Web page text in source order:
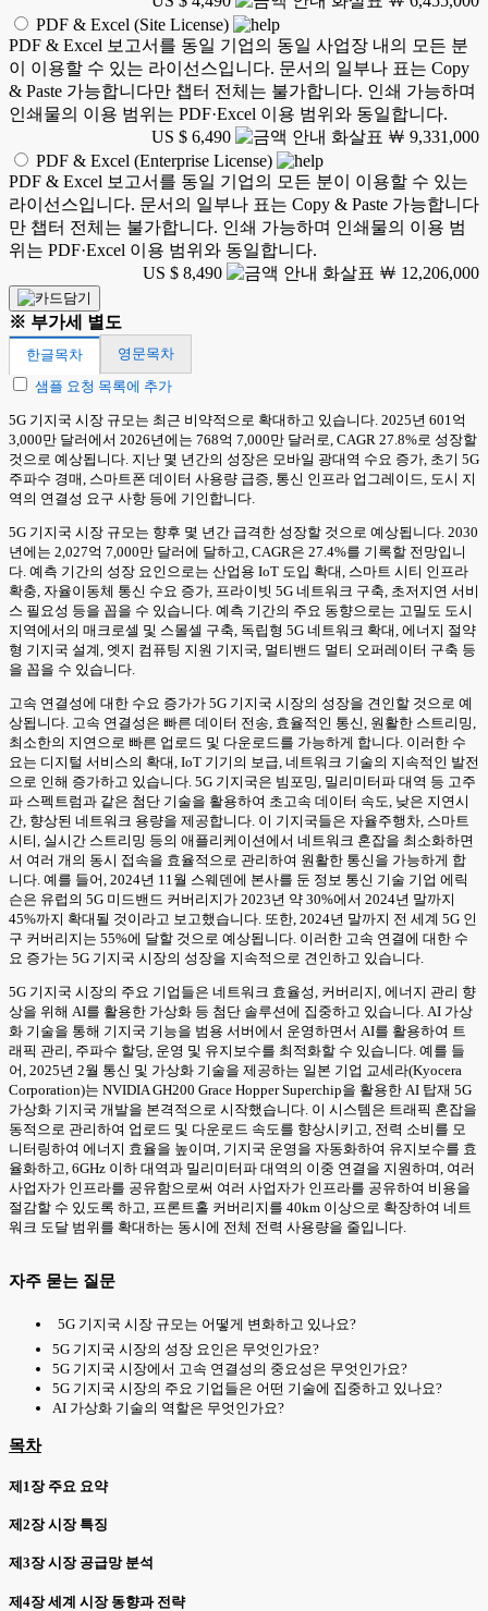
PDF & Excel (Site License)
PDF & Excel 보고서를 동일 기업의 동일 사업장 내의 모든 분
이 이용할 수 있는 라이선스입니다. 문서의 일부나 표는 Copy
& Paste 가능합니다만 챕터 전체는 불가합니다. 인쇄 가능하며
인쇄물의 이용 범위는 PDF·Excel 이용 범위와 동일합니다.
US $ 6,490
￦ 9,331,000
PDF & Excel (Enterprise License)
PDF & Excel 보고서를 동일 기업의 모든 분이 이용할 수 있는
라이선스입니다. 문서의 일부나 표는 Copy & Paste 가능합니다
만 챕터 전체는 불가합니다. 인쇄 가능하며 인쇄물의 이용 범
위는 PDF·Excel 이용 범위와 동일합니다.
US $ 8,490
￦ 12,206,000
※ 부가세 별도
한글목차
영문목차
샘플 요청 목록에 추가
5G 기지국 시장 규모는 최근 비약적으로 확대하고 있습니다. 2025년 601억
3,000만 달러에서 2026년에는 768억 7,000만 달러로, CAGR 27.8%로 성장할
것으로 예상됩니다. 지난 몇 년간의 성장은 모바일 광대역 수요 증가, 초기 5G
주파수 경매, 스마트폰 데이터 사용량 급증, 통신 인프라 업그레이드, 도시 지
역의 연결성 요구 사항 등에 기인합니다.
5G 기지국 시장 규모는 향후 몇 년간 급격한 성장할 것으로 예상됩니다. 2030
년에는 2,027억 7,000만 달러에 달하고, CAGR은 27.4%를 기록할 전망입니
다. 예측 기간의 성장 요인으로는 산업용 IoT 도입 확대, 스마트 시티 인프라
확충, 자율이동체 통신 수요 증가, 프라이빗 5G 네트워크 구축, 초저지연 서비
스 필요성 등을 꼽을 수 있습니다. 예측 기간의 주요 동향으로는 고밀도 도시
지역에서의 매크로셀 및 스몰셀 구축, 독립형 5G 네트워크 확대, 에너지 절약
형 기지국 설계, 엣지 컴퓨팅 지원 기지국, 멀티밴드 멀티 오퍼레이터 구축 등
을 꼽을 수 있습니다.
고속 연결성에 대한 수요 증가가 5G 기지국 시장의 성장을 견인할 것으로 예
상됩니다. 고속 연결성은 빠른 데이터 전송, 효율적인 통신, 원활한 스트리밍,
최소한의 지연으로 빠른 업로드 및 다운로드를 가능하게 합니다. 이러한 수
요는 디지털 서비스의 확대, IoT 기기의 보급, 네트워크 기술의 지속적인 발전
으로 인해 증가하고 있습니다. 5G 기지국은 빔포밍, 밀리미터파 대역 등 고주
파 스펙트럼과 같은 첨단 기술을 활용하여 초고속 데이터 속도, 낮은 지연시
간, 향상된 네트워크 용량을 제공합니다. 이 기지국들은 자율주행차, 스마트
시티, 실시간 스트리밍 등의 애플리케이션에서 네트워크 혼잡을 최소화하면
서 여러 개의 동시 접속을 효율적으로 관리하여 원활한 통신을 가능하게 합
니다. 예를 들어, 2024년 11월 스웨덴에 본사를 둔 정보 통신 기술 기업 에릭
슨은 유럽의 5G 미드밴드 커버리지가 2023년 약 30%에서 2024년 말까지
45%까지 확대될 것이라고 보고했습니다. 또한, 2024년 말까지 전 세계 5G 인
구 커버리지는 55%에 달할 것으로 예상됩니다. 이러한 고속 연결에 대한 수
요 증가는 5G 기지국 시장의 성장을 지속적으로 견인하고 있습니다.
5G 기지국 시장의 주요 기업들은 네트워크 효율성, 커버리지, 에너지 관리 향
상을 위해 AI를 활용한 가상화 등 첨단 솔루션에 집중하고 있습니다. AI 가상
화 기술을 통해 기지국 기능을 범용 서버에서 운영하면서 AI를 활용하여 트
래픽 관리, 주파수 할당, 운영 및 유지보수를 최적화할 수 있습니다. 예를 들
어, 2025년 2월 통신 및 가상화 기술을 제공하는 일본 기업 교세라(Kyocera
Corporation)는 NVIDIA GH200 Grace Hopper Superchip을 활용한 AI 탑재 5G
가상화 기지국 개발을 본격적으로 시작했습니다. 이 시스템은 트래픽 혼잡을
동적으로 관리하여 업로드 및 다운로드 속도를 향상시키고, 전력 소비를 모
니터링하여 에너지 효율을 높이며, 기지국 운영을 자동화하여 유지보수를 효
율화하고, 6GHz 이하 대역과 밀리미터파 대역의 이중 연결을 지원하며, 여러
사업자가 인프라를 공유함으로써 여러 사업자가 인프라를 공유하여 비용을
절감할 수 있도록 하고, 프론트홀 커버리지를 40km 이상으로 확장하여 네트
워크 도달 범위를 확대하는 동시에 전체 전력 사용량을 줄입니다.
자주 묻는 질문
5G 기지국 시장 규모는 어떻게 변화하고 있나요?
5G 기지국 시장의 성장 요인은 무엇인가요?
5G 기지국 시장에서 고속 연결성의 중요성은 무엇인가요?
5G 기지국 시장의 주요 기업들은 어떤 기술에 집중하고 있나요?
AI 가상화 기술의 역할은 무엇인가요?
목차
제1장 주요 요약
제2장 시장 특징
제3장 시장 공급망 분석
제4장 세계 시장 동향과 전략